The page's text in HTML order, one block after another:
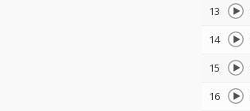
13
14
15
16